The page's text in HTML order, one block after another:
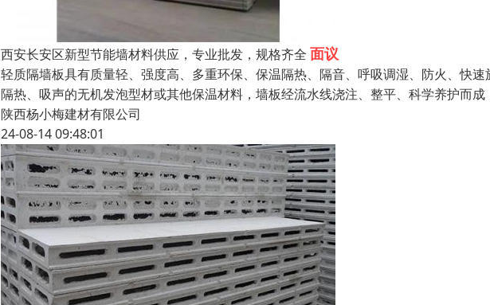
西安长安区新型节能墙材料供应，专业批发，规格齐全 面议
轻质隔墙板具有质量轻、强度高、多重环保、保温隔热、隔音、呼吸调湿、防火、快
隔热、吸声的无机发泡型材或其他保温材料，墙板经流水线浇注、整平、科学养护而
陕西杨小梅建材有限公司
24-08-14 09:48:01